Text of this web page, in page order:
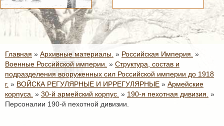
Главная » Архивные материалы. » Российская Империя. »
Военные Российской империи. » Структура, состав и
подразделения вооруженных сил Российской империи до 1918
г. » ВОЙСКА РЕГУЛЯРНЫЕ И ИРРЕГУЛЯРНЫЕ » Армейские
корпуса. » 30-й армейский корпус. » 190-я пехотная дивизия. »
Персоналии 190-й пехотной дивизии.